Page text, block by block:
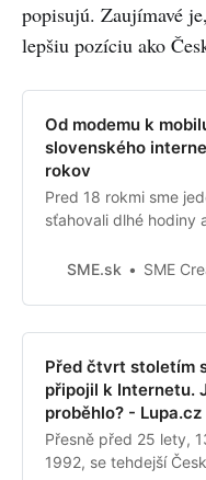
popisujú. Zaujímavé
lepšiu pozíciu ako
Od modemu k
slovenského
rokov
Pred 18 rokmi sme
sťahovali dlhé hodiny
SME.sk
SME Creative,
Před čtvrt stoletím
připojil k Internetu.
proběhlo? - Lupa.cz
Přesně před 25 lety,
1992, se tehdejší